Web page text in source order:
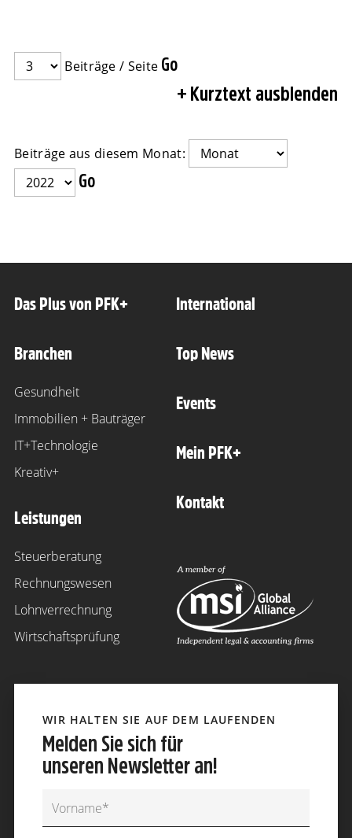
Beiträge / Seite
Kurztext ausblenden
Beiträge aus diesem Monat:
Das Plus von PFK+
Branchen
Gesundheit
Immobilien + Bauträger
IT+Technologie
Kreativ+
Leistungen
Steuerberatung
Rechnungswesen
Lohnverrechnung
Wirtschaftsprüfung
International
Top News
Events
Mein PFK+
Kontakt
WIR HALTEN SIE AUF DEM LAUFENDEN
Melden Sie sich für
unseren Newsletter an!